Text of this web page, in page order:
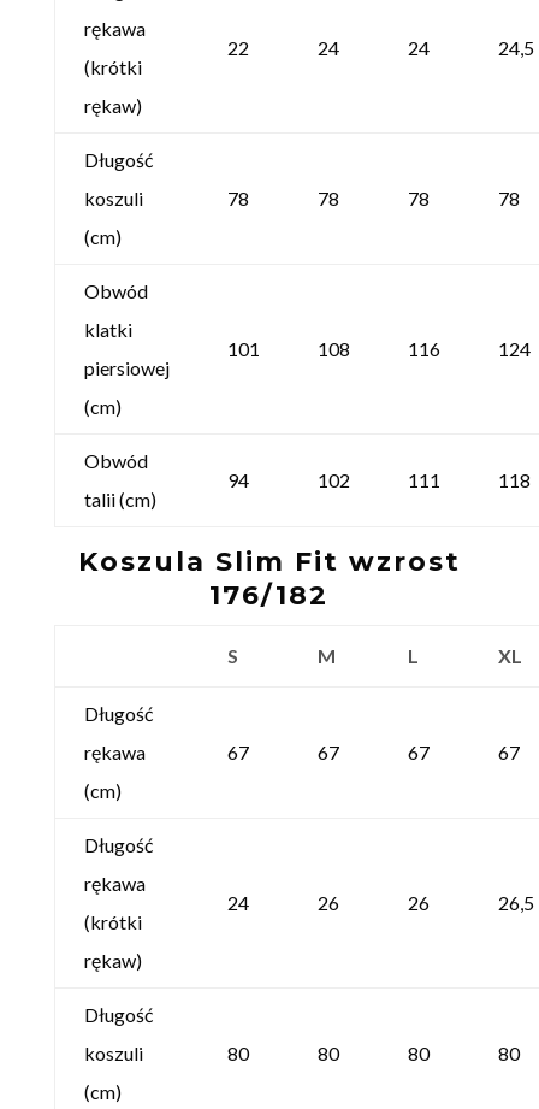
rękawa
(krótki
rękaw)
22 24 24 24,5
Długość
koszuli
(cm)
78 78 78 78
Obwód
klatki
piersiowej
(cm)
101 108 116 124
Obwód
talii (cm)
94 102 111 118
Koszula Slim Fit wzrost
176/182
S M L XL
Długość
rękawa
(cm)
67 67 67 67
Długość
rękawa
(krótki
rękaw)
24 26 26 26,5
Długość
koszuli
(cm)
80 80 80 80